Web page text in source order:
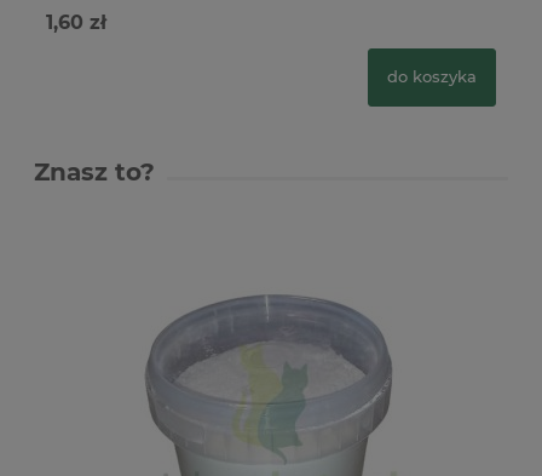
1,60 zł
do koszyka
Znasz to?